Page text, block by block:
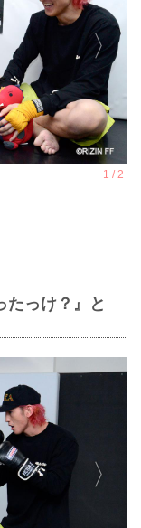
たっけ？』と